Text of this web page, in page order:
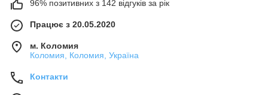
96% позитивних з 142 відгуків за рік
Працює з 20.05.2020
м. Коломия
Коломия, Коломия, Україна
Контакти